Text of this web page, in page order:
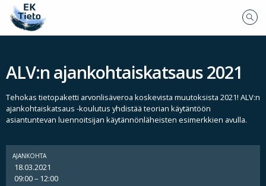
ALV:n ajankohtaiskatsaus 2021
Tehokas tietopaketti arvonlisäveroa koskevista muutoksista 2021! ALV:n
ajankohtaiskatsaus -koulutus yhdistää teorian käytäntöön
asiantuntevan luennoitsijan käytännönläheisten esimerkkien avulla.
AJANKOHTA
18.03.2021
09:00 – 12:00